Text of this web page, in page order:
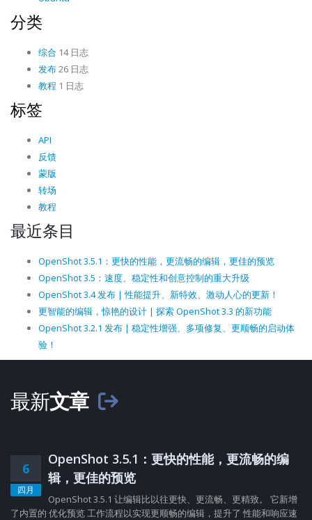
分类
综合 14 日志
发布26 日志
教程 1 日志
标签
API
反馈
蒙版
转场
教程
最近条目
OpenShot 3.5.1：更快的性能，更流畅的编辑，更佳的预览
OpenShot 3.5：速度、稳定性和创意控制的重大升级
OpenShot 3.4 发布 | 性能提升、新特效、激动人心的更新！
更智能的编辑，惊艳的设计 | 探索 OpenShot 3.3 的新功能
OpenShot 3.2.1 发布 | 稳定性增强、多项修复、更顺畅的启动体
验！
最新文章
6
四月
OpenShot 3.5.1：更快的性能，更流畅的编
辑，更佳的预览
OpenShot 3.5.1 让编辑比以往更快、更流畅、更精致。 它新增
了内置的 优化预览 工作流程以实现更顺畅的编辑，提升了 性能和响应速